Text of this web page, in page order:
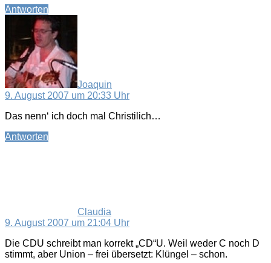
Antworten
Joaquin
9. August 2007 um 20:33 Uhr
Das nenn‘ ich doch mal Christilich…
Antworten
Claudia
9. August 2007 um 21:04 Uhr
Die CDU schreibt man korrekt „CD“U. Weil weder C noch D
stimmt, aber Union – frei übersetzt: Klüngel – schon.